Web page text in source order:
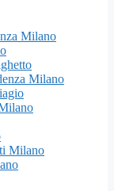
Milano
Milano
Milano